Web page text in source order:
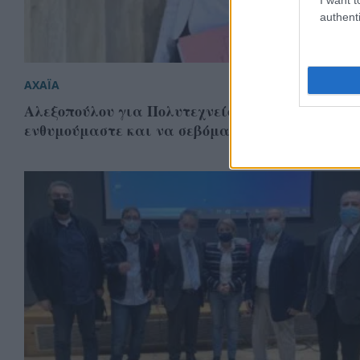
ΑΧΑΪΑ
Αλεξοπούλου για Πολυτεχνείο: «Έχουμε χρέος
ενθυμούμαστε και να σεβόμαστε τη γενιά